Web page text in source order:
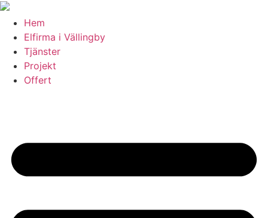
Skip
content
Hem
Elfirma i Vällingby
Tjänster
Projekt
Offert